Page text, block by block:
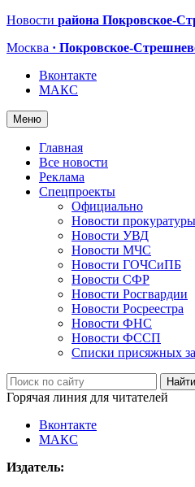
Новости района Покровское-
Москва · Покровское-
Вконтакте
МАКС
Меню
Главная
Все новости
Реклама
Спецпроекты
Официально
Новости прокуратуры
Новости УВД
Новости МЧС
Новости ГОЧСиПБ
Новости СФР
Новости Росгвардии
Новости Росреестра
Новости ФНС
Новости ФССП
Списки присяжных
Горячая линия для читателей
Вконтакте
МАКС
Издатель: